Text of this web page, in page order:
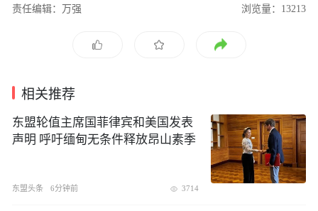
责任编辑：万强 浏览量：13213
相关推荐
东盟轮值主席国菲律宾和美国发表
声明 呼吁缅甸无条件释放昂山素季
东盟头条 6分钟前 3714